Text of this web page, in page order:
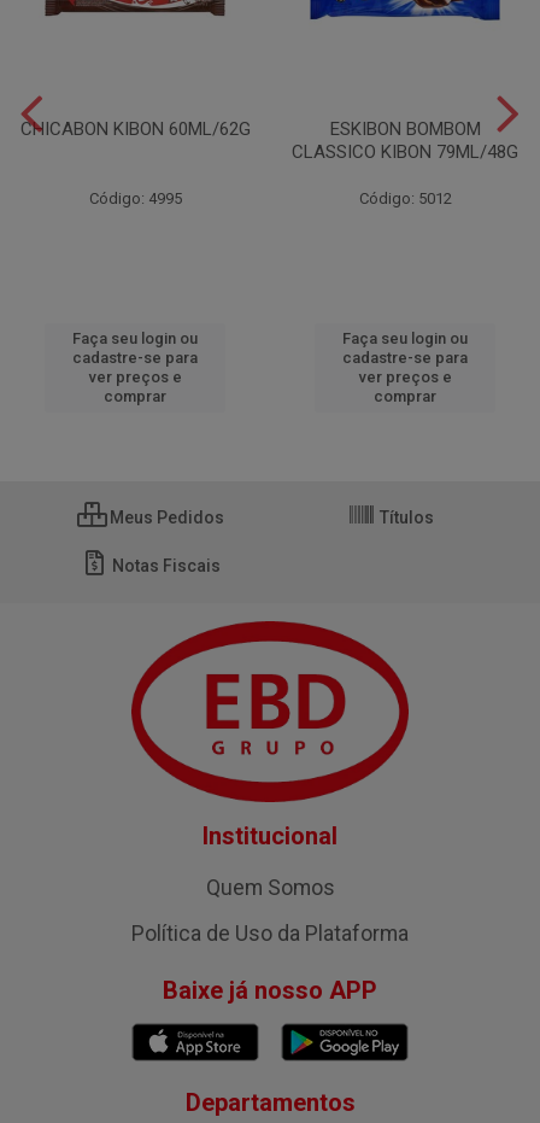
CHICABON KIBON 60ML/62G
Código: 4995
Faça seu login ou
cadastre-se para
ver preços e
comprar
ESKIBON BOMBOM
CLASSICO KIBON 79ML/48G
Código: 5012
Faça seu login ou
cadastre-se para
ver preços e
comprar
Meus Pedidos Títulos
Notas Fiscais
Institucional
Quem Somos
Política de Uso da Plataforma
Baixe já nosso APP
Departamentos